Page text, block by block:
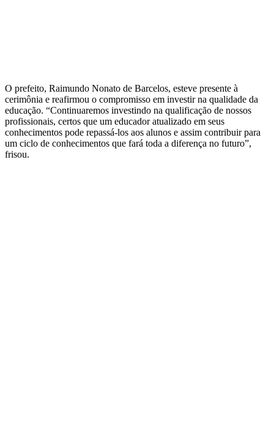
O prefeito, Raimundo Nonato de Barcelos, esteve presente à
cerimônia e reafirmou o compromisso em investir na qualidade da
educação. “Continuaremos investindo na qualificação de nossos
profissionais, certos que um educador atualizado em seus
conhecimentos pode repassá-los aos alunos e assim contribuir para
um ciclo de conhecimentos que fará toda a diferença no futuro”,
frisou.